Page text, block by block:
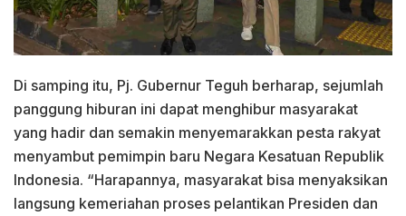
Di samping itu, Pj. Gubernur Teguh berharap, sejumlah
panggung hiburan ini dapat menghibur masyarakat
yang hadir dan semakin menyemarakkan pesta rakyat
menyambut pemimpin baru Negara Kesatuan Republik
Indonesia. “Harapannya, masyarakat bisa menyaksikan
langsung kemeriahan proses pelantikan Presiden dan